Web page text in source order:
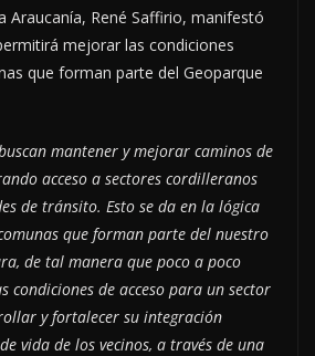
Araucanía, René Saffirio, manifestó
mejorar las condiciones
que forman parte del Geoparque
mantener y mejorar caminos de
acceso a sectores cordilleranos
de tránsito. Esto se da en la lógica
que forman parte del nuestro
de tal manera que poco a poco
condiciones de acceso para un sector
y fortalecer su integración
vida de los vecinos, a través de una